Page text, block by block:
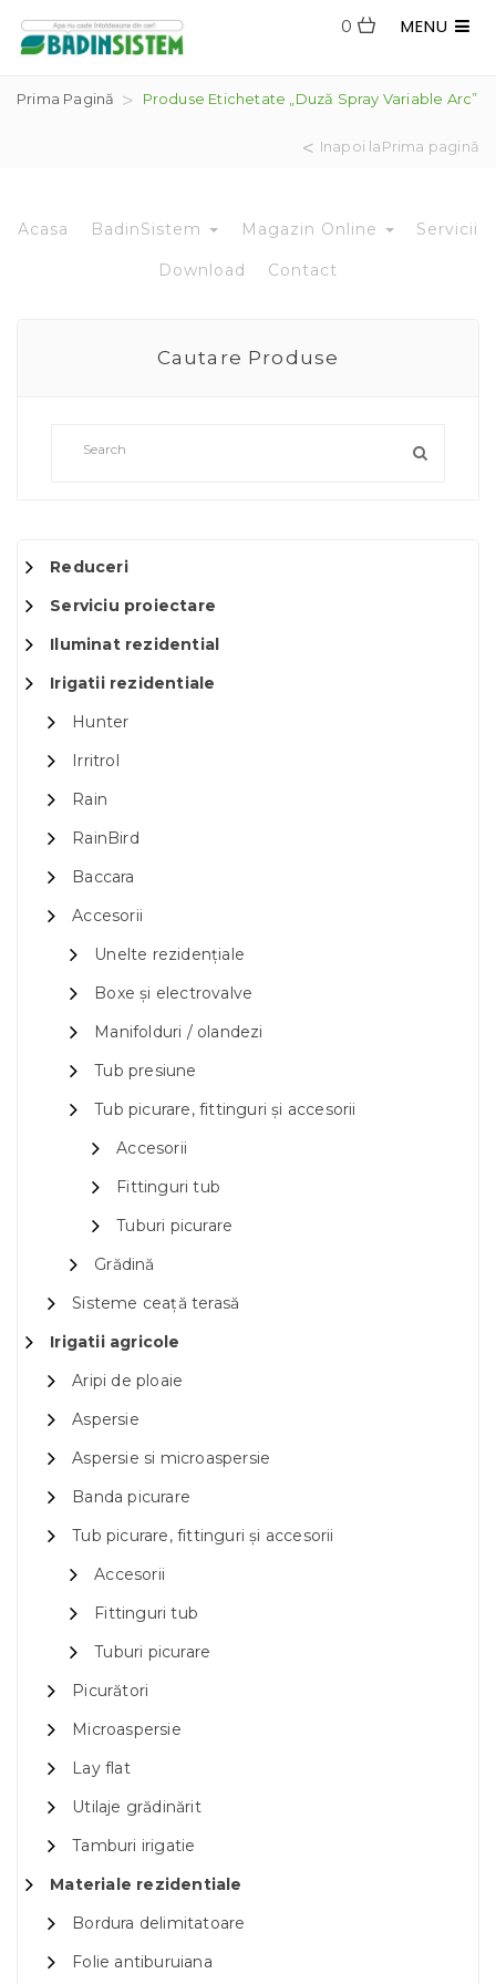
MENU
0
Prima Pagină Produse Etichetate „duză Spray Variable Arc”
Inapoi laPrima pagină
Acasa BadinSistem Magazin Online Servicii
Download Contact
Cautare Produse
Reduceri
Serviciu proiectare
Iluminat rezidential
Irigatii rezidentiale
Hunter
Irritrol
Rain
RainBird
Baccara
Accesorii
Unelte rezidențiale
Boxe și electrovalve
Manifolduri / olandezi
Tub presiune
Tub picurare, fittinguri și accesorii
Accesorii
Fittinguri tub
Tuburi picurare
Grădină
Sisteme ceață terasă
Irigatii agricole
Aripi de ploaie
Aspersie
Aspersie si microaspersie
Banda picurare
Tub picurare, fittinguri și accesorii
Accesorii
Fittinguri tub
Tuburi picurare
Picurători
Microaspersie
Lay flat
Utilaje grădinărit
Tamburi irigatie
Materiale rezidentiale
Bordura delimitatoare
Folie antiburuiana